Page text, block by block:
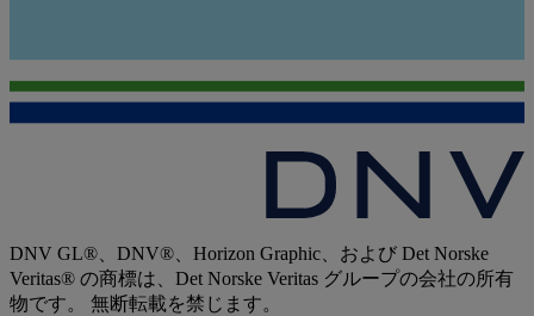
DNV GL®、DNV®、Horizon Graphic、および Det Norske
Veritas® の商標は、Det Norske Veritas グループの会社の所有
物です。 無断転載を禁じます。